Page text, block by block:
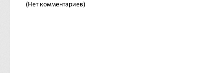
(Нет комментариев)